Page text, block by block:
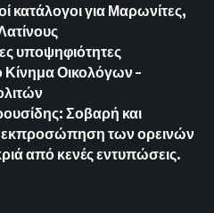
κατάλογοι για Μαρωνίτες,
υποψηφιότητες
Κίνημα Οικολόγων –
Σοβαρή και
εκπροσώπηση των ορεινών
από κενές εντυπώσεις.